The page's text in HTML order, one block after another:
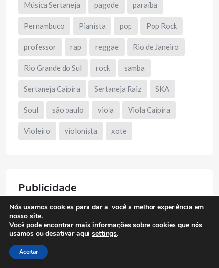
Música Sertaneja pagode paraíba
Pernambuco Pianista pop Pop Rock
professor rap reggae Rio de Janeiro
Rio Grande do Sul rock samba
Sertaneja Caipira Sertaneja Raiz SKA
Soul são paulo viola Viola Caipira
Violeiro violonista xote
Publicidade
Nós usamos cookies para dar a você a melhor experiência em
nosso site.
Você pode encontrar mais informações sobre cookies que nós
usamos ou desativar aqui settings.
Aceitar